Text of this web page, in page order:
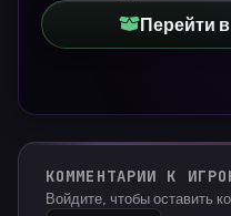
Перейти
КОММЕНТАРИИ К
Войдите, чтобы оставить